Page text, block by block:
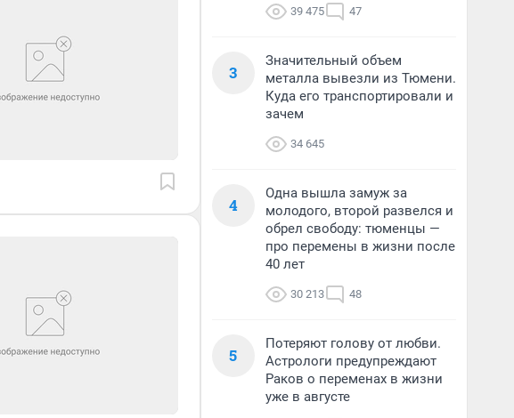
39 475 47
3
Значительный объем
металла вывезли из Тюмени.
Куда его транспортировали и
зачем
34 645
4
Одна вышла замуж за
молодого, второй развелся и
обрел свободу: тюменцы —
про перемены в жизни после
40 лет
30 213 48
5
Потеряют голову от любви.
Астрологи предупреждают
Раков о переменах в жизни
уже в августе